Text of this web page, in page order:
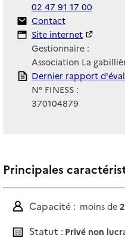
02 47 91 17 00
Contact
Contact
Site Internet
Site internet
Gestionnaire :
Association La
Rapport HAS
Dernier rapport
N° FINESS :
370104879
Principales
Capacité : moins de
Statut : Privé non